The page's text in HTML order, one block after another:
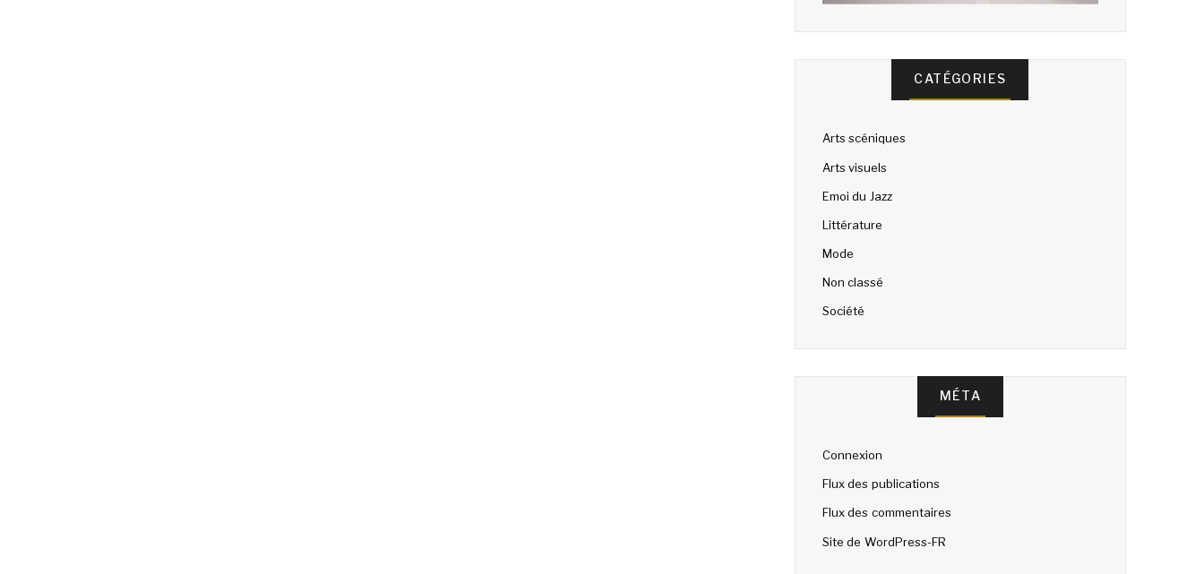
CATÉGORIES
Arts scéniques
Arts visuels
Emoi du Jazz
Littérature
Mode
Non classé
Société
MÉTA
Connexion
Flux des publications
Flux des commentaires
Site de WordPress-FR